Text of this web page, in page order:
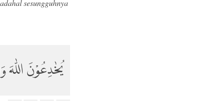
sesungguhnya
يُخٰدِعُوْنَ اللّٰهَ